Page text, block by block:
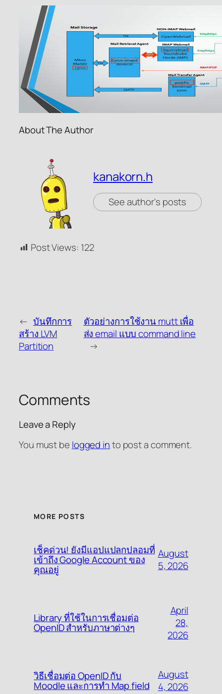
About The Author
kanakorn.h
See author's posts
Post Views: 122
← บันทึกการ
สร้าง LVM
Partition
ตัวอย่างการใช้งาน mutt เพื่อ
ส่ง email แบบ command line
→
Comments
Leave a Reply
You must be logged into post a comment.
MORE POSTS
เช็คด่วน! ยังมีแอปแปลกปลอมที่
เข้าถึง Google Account ของ
คุณอยู่
August
5, 2026
Library ที่ใช้ในการเชื่อมต่อ
OpenID สำหรับภาษาต่างๆ
April
28,
2026
วิธีเชื่อมต่อ OpenID กับ
Moodle และการทำ Map field
August
4, 2026